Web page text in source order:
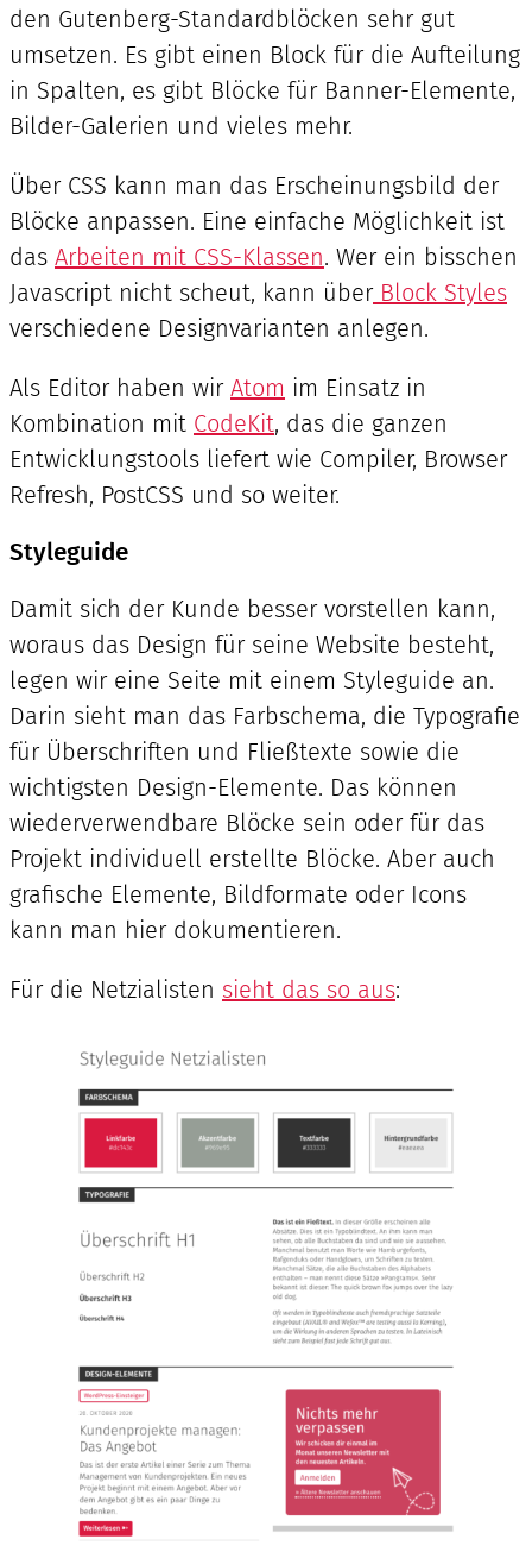
den Gutenberg-Standardblöcken sehr gut
umsetzen. Es gibt einen Block für die Aufteilung
in Spalten, es gibt Blöcke für Banner-Elemente,
Bilder-Galerien und vieles mehr.
Über CSS kann man das Erscheinungsbild der
Blöcke anpassen. Eine einfache Möglichkeit ist
das Arbeiten mit CSS-Klassen. Wer ein bisschen
Javascript nicht scheut, kann überBlock Styles
verschiedene Designvarianten anlegen.
Als Editor haben wir Atom im Einsatz in
Kombination mit CodeKit, das die ganzen
Entwicklungstools liefert wie Compiler, Browser
Refresh, PostCSS und so weiter.
Styleguide
Damit sich der Kunde besser vorstellen kann,
woraus das Design für seine Website besteht,
legen wir eine Seite mit einem Styleguide an.
Darin sieht man das Farbschema, die Typografie
für Überschriften und Fließtexte sowie die
wichtigsten Design-Elemente. Das können
wiederverwendbare Blöcke sein oder für das
Projekt individuell erstellte Blöcke. Aber auch
grafische Elemente, Bildformate oder Icons
kann man hier dokumentieren.
Für die Netzialisten sieht das so aus: